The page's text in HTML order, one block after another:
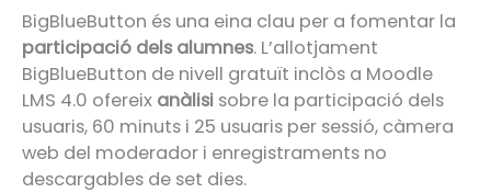
BigBlueButton és una eina clau per a fomentar la
participació dels alumnes. L’allotjament
BigBlueButton de nivell gratuït inclòs a Moodle
LMS 4.0 ofereix anàlisi sobre la participació dels
usuaris, 60 minuts i 25 usuaris per sessió, càmera
web del moderador i enregistraments no
descargables de set dies.